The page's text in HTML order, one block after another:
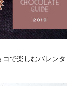
で楽しむバレンタ